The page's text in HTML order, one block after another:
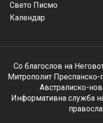
Свето Писмо
Календар
Со благослов на
Митрополит Преспанско-
Австралиско-
Информативна служба